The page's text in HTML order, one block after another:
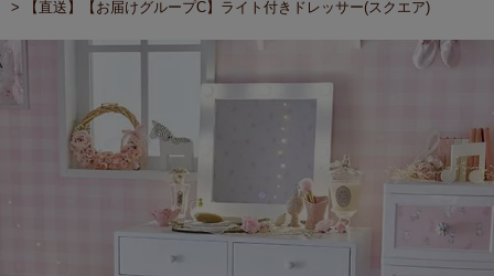
【直送】【お届けグループC】ライト付きドレッサー(スクエア)